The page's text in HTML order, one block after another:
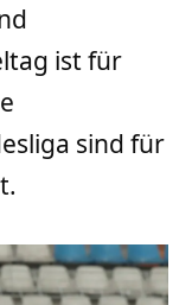
ist für
sind für